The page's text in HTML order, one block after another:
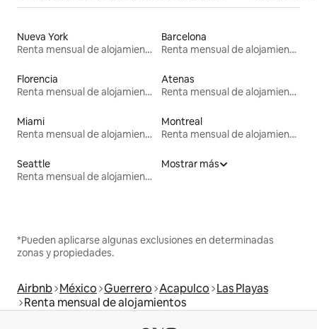
Nueva York
Renta mensual de alojamientos
Barcelona
Renta mensual de alojamientos
Florencia
Renta mensual de alojamientos
Atenas
Renta mensual de alojamientos
Miami
Renta mensual de alojamientos
Montreal
Renta mensual de alojamientos
Seattle
Renta mensual de alojamientos
Mostrar más
*Pueden aplicarse algunas exclusiones en determinadas
zonas y propiedades.
Airbnb México Guerrero Acapulco Las Playas
Renta mensual de alojamientos